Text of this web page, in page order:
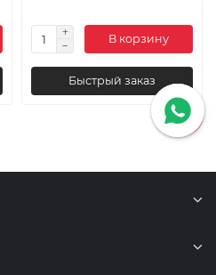
В корзину
Быстрый заказ